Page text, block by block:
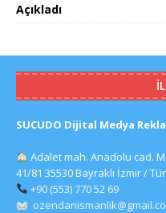
Açıkladı
SUCUDO Dijital Medya
Adalet mah. Anadolu cad.
41/81 35530 Bayraklı İzmir /
+90 (553) 770 52 69